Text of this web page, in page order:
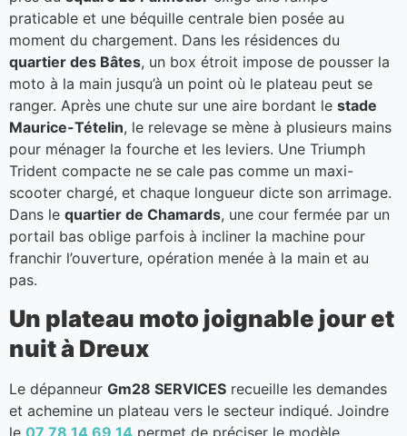
praticable et une béquille centrale bien posée au
moment du chargement. Dans les résidences du
quartier des Bâtes, un box étroit impose de pousser la
moto à la main jusqu’à un point où le plateau peut se
ranger. Après une chute sur une aire bordant le stade
Maurice-Tételin, le relevage se mène à plusieurs mains
pour ménager la fourche et les leviers. Une Triumph
Trident compacte ne se cale pas comme un maxi-
scooter chargé, et chaque longueur dicte son arrimage.
Dans le quartier de Chamards, une cour fermée par un
portail bas oblige parfois à incliner la machine pour
franchir l’ouverture, opération menée à la main et au
pas.
Un plateau moto joignable jour et
nuit à Dreux
Le dépanneur Gm28 SERVICES recueille les demandes
et achemine un plateau vers le secteur indiqué. Joindre